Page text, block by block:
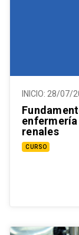
INICIO: 28/07/
renales
CURSO